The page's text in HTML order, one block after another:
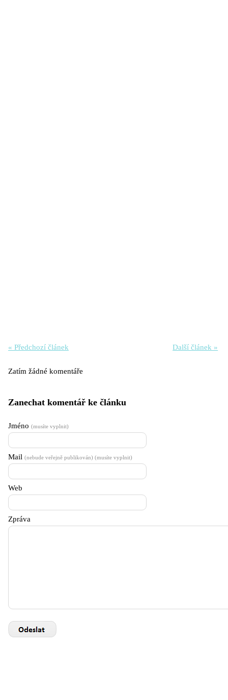
« Předchozí článek Další článek »
Zatím žádné komentáře
Zanechat komentář ke článku
Jméno (musíte vyplnit)
Mail (nebude veřejně publikován) (musíte vyplnit)
Web
Zpráva